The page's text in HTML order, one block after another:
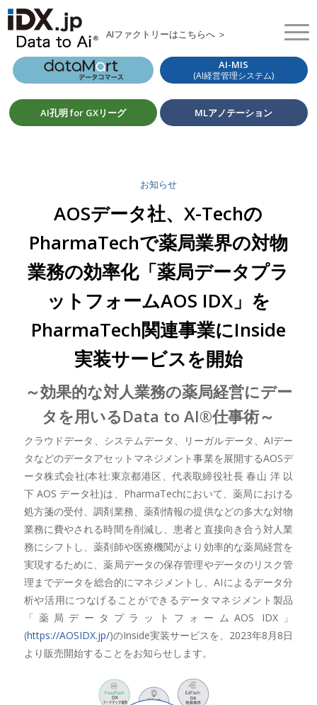
AIファクトリーはこちらへ ＞
AI-MIS
(AI経営管理システム)
AI孔明 for GXリーグ MLアノテーション
お知らせ
AOSデータ社、X-Techの
PharmaTechで薬局業界の対物
業務の効率化「薬局データプラ
ットフォームAOS IDX」を
PharmaTech関連事業にInside
実装サービスを開始
～効果的な対人業務の薬局経営にデー
タを用いるData to AI®仕事術～
クラウドデータ、システムデータ、リーガルデータ、AIデー
タなどのデータアセットマネジメント事業を展開するAOSデ
ータ株式会社(本社:東京都港区、代表取締役社長 春山 洋 以
下 AOS データ社)は、PharmaTechにおいて、薬局における
処方箋の受付、調剤業務、薬剤情報の提供などの多大な対物
業務に費やされる時間を削減し、患者と直接向き合う対人業
務にシフトし、薬剤師や医療機関がより効率的な薬局経営を
実現するために、薬局データの保存管理やデータのリスク管
理までデータを総合的にマネジメントし、AIによるデータ分
析や活用につなげることができるデータマネジメント製品
「薬局データプラットフォームAOS IDX」
(https://AOSIDX.jp/)のInside実装サービスを、2023年8月8日
より販売開始することをお知らせします。